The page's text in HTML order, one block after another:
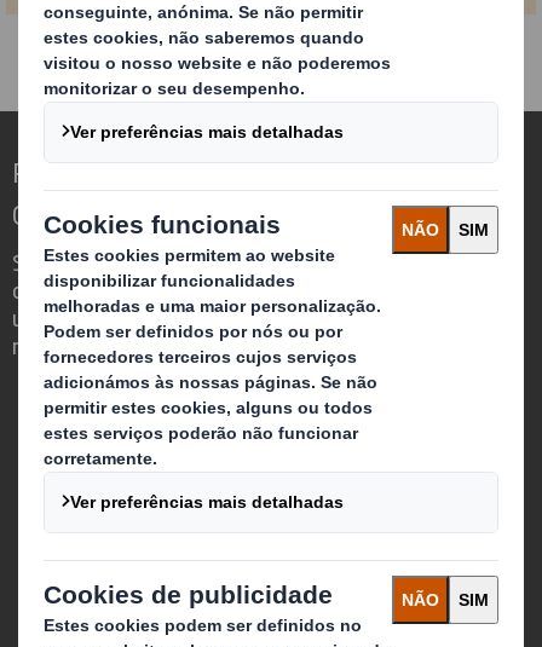
Redefinindo o Packaging para um Mundo em
Constante Mudança
Somos diferentes porque vemos a
oportunidade do Packaging desempenhar
um poderoso papel no mundo que nos
rodeia.
Quem somos
Sobre DS Smith
Sobre International Paper
Combinação IP + DS Smith
Investidores